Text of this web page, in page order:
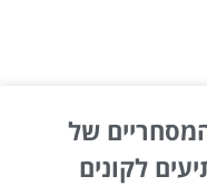
של
לקונים